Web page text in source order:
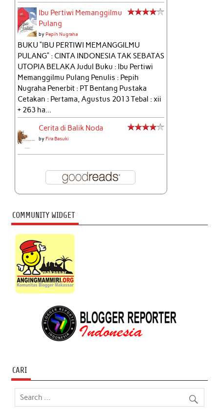
Ibu Pertiwi Memanggilmu
Pulang
byPepih Nugraha
BUKU “IBU PERTIWI MEMANGGILMU
PULANG” : CINTA INDONESIA TAK SEBATAS
UTOPIA BELAKA Judul Buku : Ibu Pertiwi
Memanggilmu Pulang Penulis : Pepih
Nugraha Penerbit : PT Bentang Pustaka
Cetakan : Pertama, Agustus 2013 Tebal : xii
+ 263 ha...
Cerita di Balik Noda
byFira Basuki
COMMUNITY WIDGET
CARI